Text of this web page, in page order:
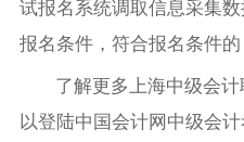
试报名系统调取信息采集
报名条件，符合报名条件的
了解更多上海中级会
以登陆中国会计网中级会